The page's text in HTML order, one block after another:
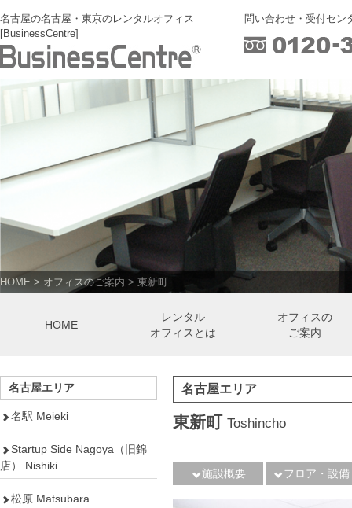
名古屋の名古屋・東京のレンタルオフィス
[BusinessCentre]
問い合わせ・受付セン
HOME > オフィスのご案内 > 東新町
HOME
レンタル
オフィスとは
オフィスの
ご案内
名古屋エリア
東新町 Toshincho
施設概要 フロア・設備
名古屋エリア
名駅 Meieki
Startup Side Nagoya（旧錦
店） Nishiki
松原 Matsubara